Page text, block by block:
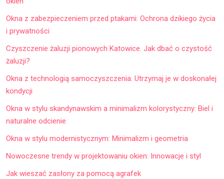
Okna z zabezpieczeniem przed ptakami: Ochrona dzikiego życia
i prywatności
Czyszczenie żaluzji pionowych Katowice. Jak dbać o czystość
żaluzji?
Okna z technologią samoczyszczenia: Utrzymaj je w doskonałej
kondycji
Okna w stylu skandynawskim a minimalizm kolorystyczny: Biel i
naturalne odcienie
Okna w stylu modernistycznym: Minimalizm i geometria
Nowoczesne trendy w projektowaniu okien: Innowacje i styl
Jak wieszać zasłony za pomocą agrafek